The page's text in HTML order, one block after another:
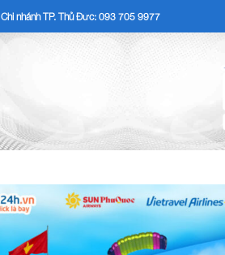
Chi nhánh TP. Thủ Đức: 093 705 9977